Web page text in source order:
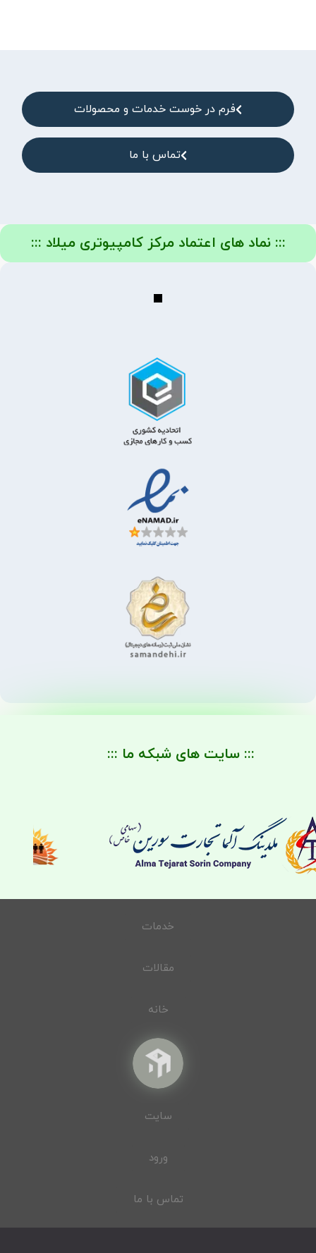
فرم در خوست خدمات و محصولات
تماس با ما
::: نماد های اعتماد مرکز کامپیوتری میلاد :::
::: سایت های شبکه ما :::
خدمات
مقالات
خانه
سایت
ورود
تماس با ما